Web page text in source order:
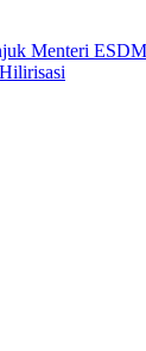
Menteri